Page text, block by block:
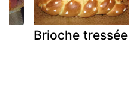
Brioche tressée